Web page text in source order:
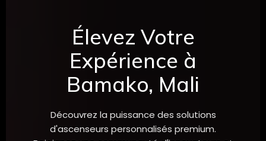
Élevez Votre
Expérience à
Bamako, Mali
Découvrez la puissance des solutions
d'ascenseurs personnalisés premium.